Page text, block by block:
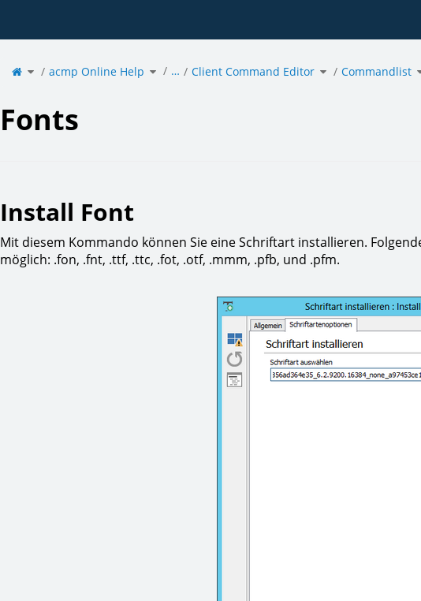
Toggle
the
parent
tree
acmp Online Help Toggle
the
hierarchy
tree
… Client Command Editor Toggle
the
hierarchy
tree
Commandlist
Fonts
Install Font
Mit diesem Kommando können Sie eine Schriftart installieren.
möglich: .fon, .fnt, .ttf, .ttc, .fot, .otf, .mmm, .pfb, und .pfm.